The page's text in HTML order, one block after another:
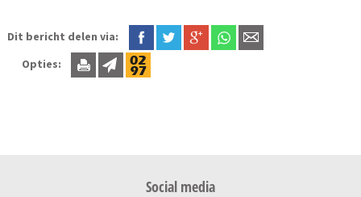
Dit bericht delen via:
Opties:
Social media